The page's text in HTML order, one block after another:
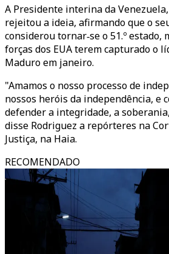
A Presidente interina da
rejeitou a ideia, afirmando que o
considerou tornar‑se o 51.º estado,
forças dos EUA terem capturado o
Maduro em janeiro.
"Amamos o nosso processo de
nossos heróis da independência, e
defender a integridade, a
disse Rodriguez a repórteres na
Justiça, na Haia.
RECOMENDADO